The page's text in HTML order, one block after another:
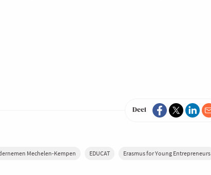
Deel
Mechelen-Kempen EDUCAT Erasmus for Young Entrepreneurs